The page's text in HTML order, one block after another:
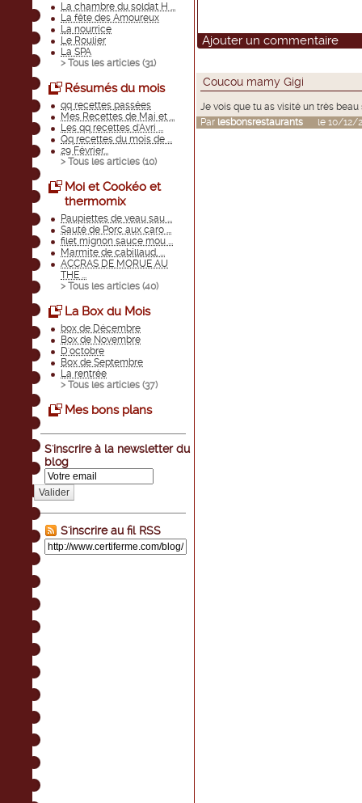
La chambre du soldat H ...
La fête des Amoureux
La nourrice
Le Roulier
La SPA
> Tous les articles (31)
Résumés du mois
qq recettes passées
Mes Recettes de Mai et ...
Les qq recettes d'Avri ...
Qq recettes du mois de ...
29 Février...
> Tous les articles (10)
Moi et Cookéo et
thermomix
Paupiettes de veau sau ...
Sauté de Porc aux caro ...
filet mignon sauce mou ...
Marmite de cabillaud, ...
ACCRAS DE MORUE AU
THE ...
> Tous les articles (40)
La Box du Mois
box de Décembre
Box de Novembre
D'octobre
Box de Septembre
La rentrée
> Tous les articles (37)
Mes bons plans
S'inscrire à la newsletter du
blog
Valider
S'inscrire au fil RSS
Ajouter un commentaire
Coucou mamy Gigi
Je vois que tu as visité un très
Par lesbonsrestaurantsle 10/12/